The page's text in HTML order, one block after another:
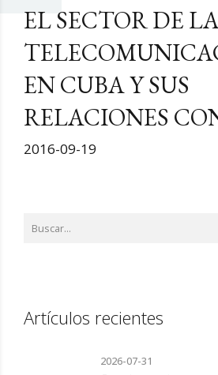
EL SECTOR DE
EN CUBA Y SUS
RELACIONES
2016-09-19
Artículos recientes
2026-07-31